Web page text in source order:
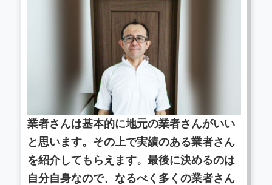
業者さんは基本的に地元の業者さんがいい
と思います。その上で実績のある業者さん
を紹介してもらえます。最後に決めるのは
自分自身なので、なるべく多くの業者さん